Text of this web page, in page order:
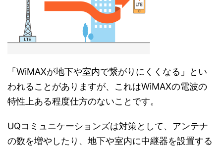
「WiMAXが地下や室内で繋がりにくくなる」とい
われることがありますが、これはWiMAXの電波の
特性上ある程度仕方のないことです。
UQコミュニケーションズは対策として、アンテナ
の数を増やしたり、地下や室内に中継器を設置する